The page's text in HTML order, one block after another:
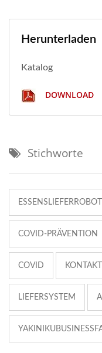
Herunterladen
Katalog
DOWNLOAD
Stichworte
COVID-PRÄVENTION
COVID
LIEFERSYSTEM